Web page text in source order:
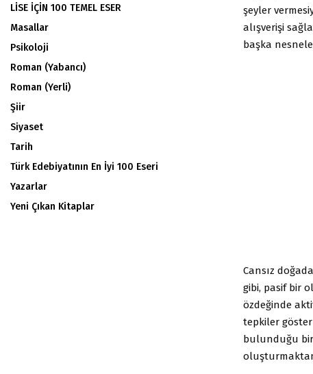
şeyler
alışverişi
başka
Cansız
gibi, pasif bir
özdeğinde
tepkiler
bulunduğu bir
LİSE İÇİN 100 TEMEL ESER
Masallar
Psikoloji
Roman (Yabancı)
Roman (Yerli)
Şiir
Siyaset
Tarih
Türk Edebiyatının En İyi 100 Eseri
Yazarlar
Yeni Çıkan Kitaplar